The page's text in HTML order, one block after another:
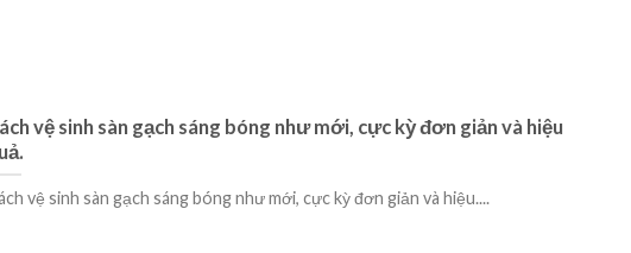
vệ sinh sàn gạch sáng bóng như mới, cực kỳ đơn giản và hiệu
vệ sinh sàn gạch sáng bóng như mới, cực kỳ đơn giản và hiệu....